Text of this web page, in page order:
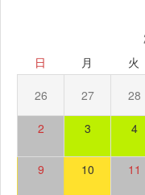
日 月 火
26 27 28
2 3 4
9 10 11